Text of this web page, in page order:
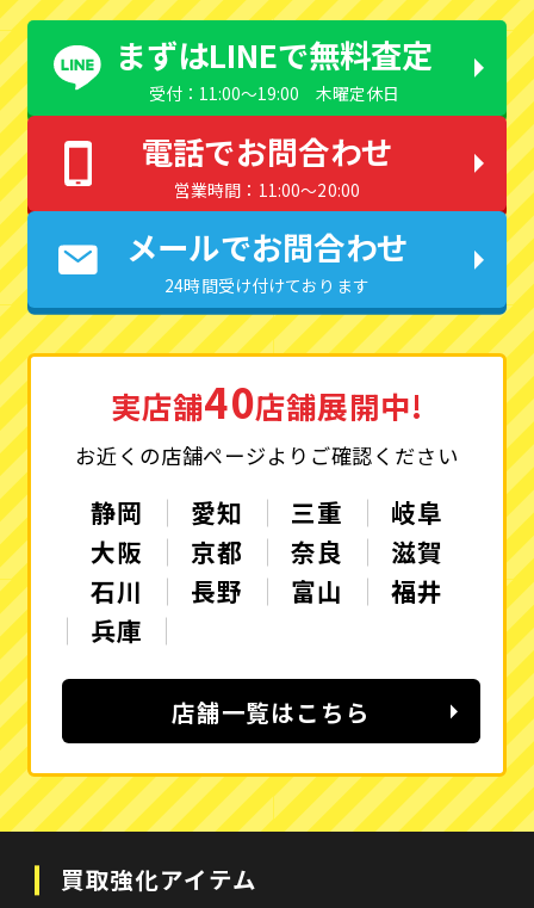
まずはLINEで無料査定
受付：11:00〜19:00 木曜定休日
電話でお問合わせ
営業時間：11:00〜20:00
メールでお問合わせ
24時間受け付けております
実店舗40店舗展開中!
お近くの店舗ページよりご確認ください
静岡 愛知 三重
岐阜
大阪
京都 奈良
滋賀
石川
長野 富山
福井
兵庫
店舗一覧はこちら
買取強化アイテム